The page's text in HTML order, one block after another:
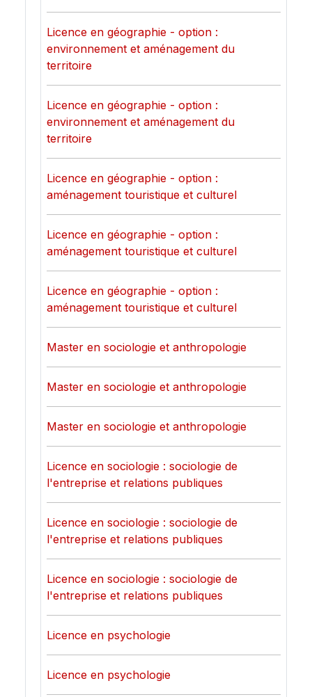
Licence en géographie - option :
environnement et aménagement du
territoire
Licence en géographie - option :
environnement et aménagement du
territoire
Licence en géographie - option :
aménagement touristique et culturel
Licence en géographie - option :
aménagement touristique et culturel
Licence en géographie - option :
aménagement touristique et culturel
Master en sociologie et anthropologie
Master en sociologie et anthropologie
Master en sociologie et anthropologie
Licence en sociologie : sociologie de
l'entreprise et relations publiques
Licence en sociologie : sociologie de
l'entreprise et relations publiques
Licence en sociologie : sociologie de
l'entreprise et relations publiques
Licence en psychologie
Licence en psychologie